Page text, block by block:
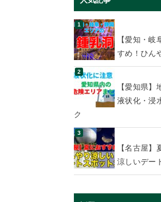
【愛知・岐
すめ！ひん
【愛知県】
液状化・浸
ク
【名古屋】
涼しいデー